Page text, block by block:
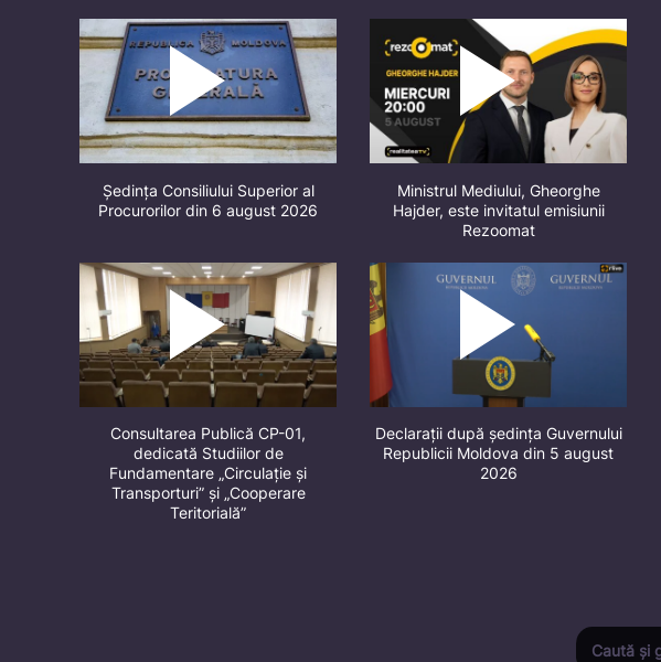
Ședința Consiliului Superior al
Procurorilor din 6 august 2026
Ministrul Mediului, Gheorghe
Hajder, este invitatul emisiunii
Rezoomat
Consultarea Publică CP-01,
dedicată Studiilor de
Fundamentare „Circulație și
Transporturi” și „Cooperare
Teritorială”
Declarații după ședința Guvernului
Republicii Moldova din 5 august
2026